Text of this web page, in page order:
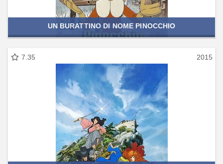
UN BURATTINO DI NOME PINOCCHIO
7.35 2015